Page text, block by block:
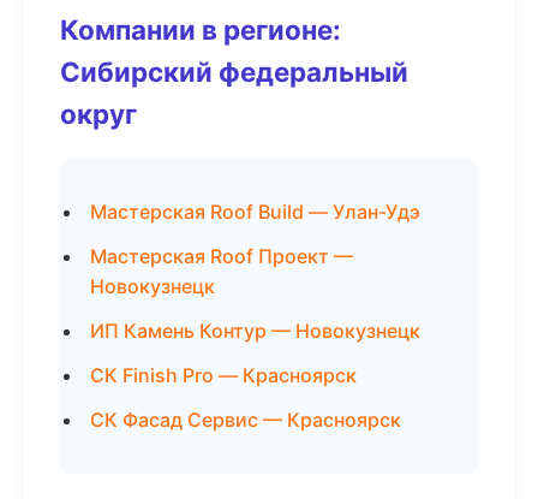
Компании в регионе:
Сибирский федеральный
округ
Мастерская Roof Build — Улан-Удэ
Мастерская Roof Проект —
Новокузнецк
ИП Камень Контур — Новокузнецк
СК Finish Pro — Красноярск
СК Фасад Сервис — Красноярск